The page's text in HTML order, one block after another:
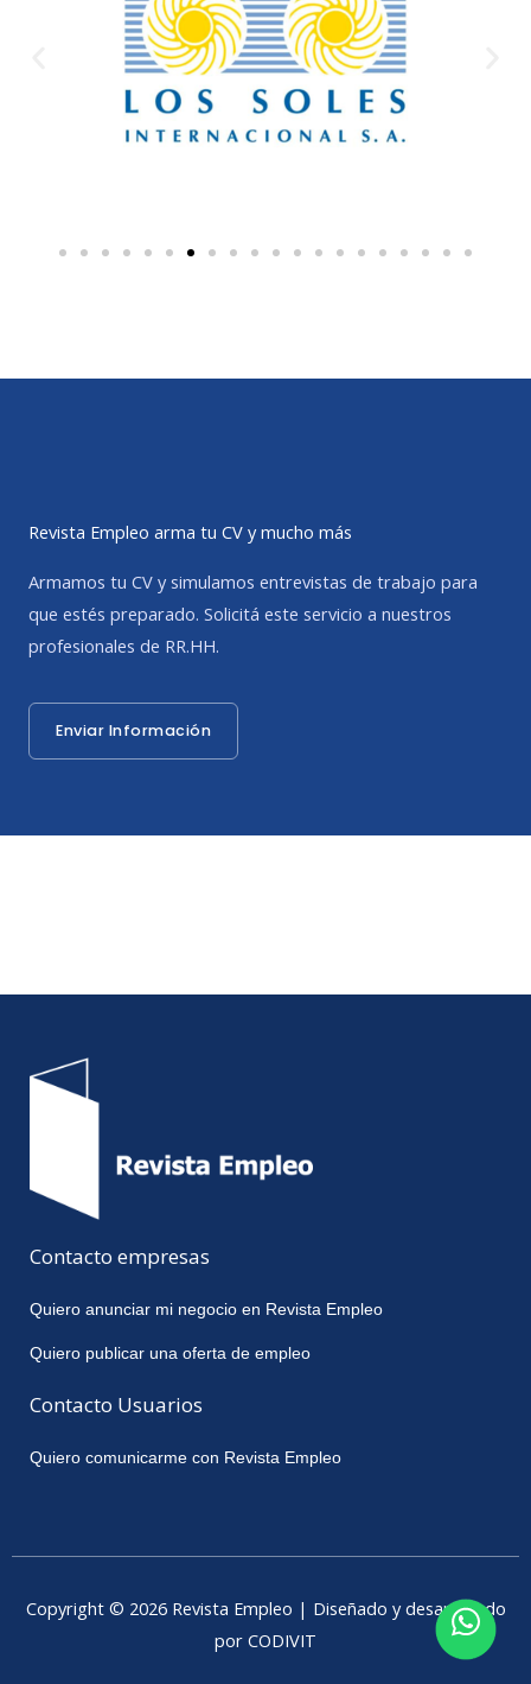
Revista Empleo arma tu CV y mucho más
Armamos tu CV y simulamos entrevistas de trabajo para
que estés preparado. Solicitá este servicio a nuestros
profesionales de RR.HH.
Enviar Información
Contacto empresas
Quiero anunciar mi negocio en Revista Empleo
Quiero publicar una oferta de empleo
Contacto Usuarios
Quiero comunicarme con Revista Empleo
Copyright © 2026 Revista Empleo | Diseñado y desarrollado
por CODIVIT